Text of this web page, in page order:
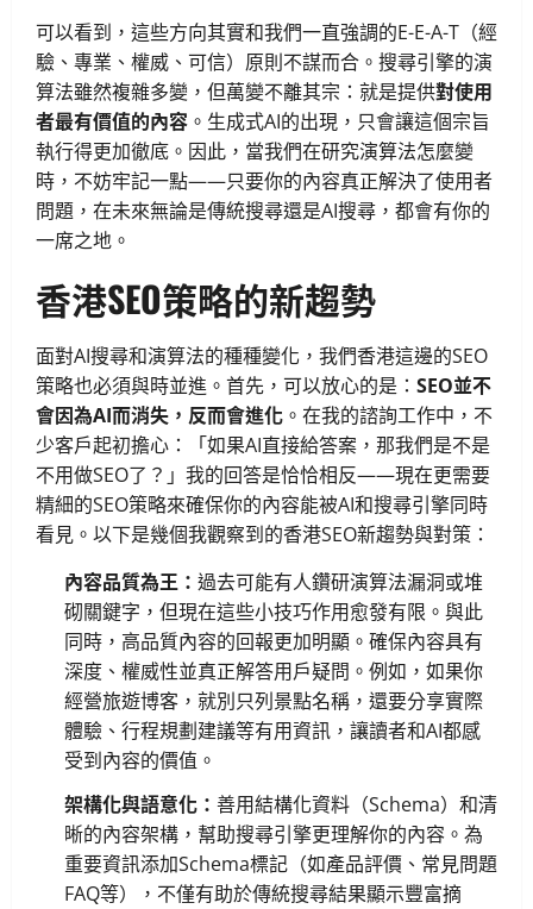
可以看到，這些方向其實和我們一直強調的E-E-A-T（經
驗、專業、權威、可信）原則不謀而合。搜尋引擎的演
算法雖然複雜多變，但萬變不離其宗：就是提供對使用
者最有價值的內容 。生成式AI的出現，只會讓這個宗旨
執行得更加徹底。因此，當我們在研究演算法怎麼變
時，不妨牢記一點——只要你的內容真正解決了使用者
問題，在未來無論是傳統搜尋還是AI搜尋，都會有你的
一席之地。
香港SEO策略的新趨勢
面對AI搜尋和演算法的種種變化，我們香港這邊的SEO
策略也必須與時並進。首先，可以放心的是： SEO並不
會因為AI而消失，反而會進化 。在我的諮詢工作中，不
少客戶起初擔心：「如果AI直接給答案，那我們是不是
不用做SEO了？」我的回答是恰恰相反——現在更需要
精細的SEO策略來確保你的內容能被AI和搜尋引擎同時
看見。以下是幾個我觀察到的香港SEO新趨勢與對策：
內容品質為王： 過去可能有人鑽研演算法漏洞或堆
砌關鍵字，但現在這些小技巧作用愈發有限。與此
同時，高品質內容的回報更加明顯。確保內容具有
深度、權威性並真正解答用戶疑問。例如，如果你
經營旅遊博客，就別只列景點名稱，還要分享實際
體驗、行程規劃建議等有用資訊，讓讀者和AI都感
受到內容的價值。
架構化與語意化： 善用結構化資料（Schema）和清
晰的內容架構，幫助搜尋引擎更理解你的內容。為
重要資訊添加Schema標記（如產品評價、常見問題
FAQ等），不僅有助於傳統搜尋結果顯示豐富摘